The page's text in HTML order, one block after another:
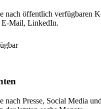
nach öffentlich verfügbaren
E-Mail, LinkedIn.
nach Presse, Social Media und